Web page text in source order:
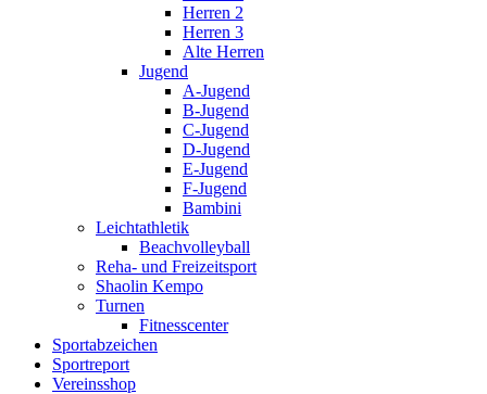
Herren 2
Herren 3
Alte Herren
Jugend
A-Jugend
B-Jugend
C-Jugend
D-Jugend
E-Jugend
F-Jugend
Bambini
Leichtathletik
Beachvolleyball
Reha- und Freizeitsport
Shaolin Kempo
Turnen
Fitnesscenter
Sportabzeichen
Sportreport
Vereinsshop